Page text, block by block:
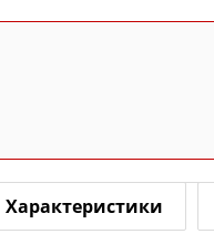
Характеристики